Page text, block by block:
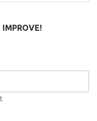
IMPROVE!